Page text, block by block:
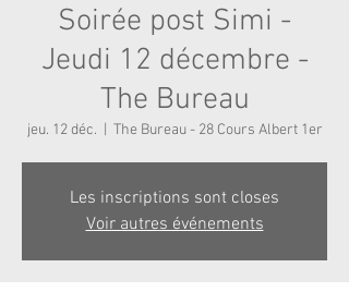
Soirée post Simi -
Jeudi 12 décembre -
The Bureau
jeu. 12 déc. The Bureau - 28 Cours Albert 1er
Les inscriptions sont closes
Voir autres événements